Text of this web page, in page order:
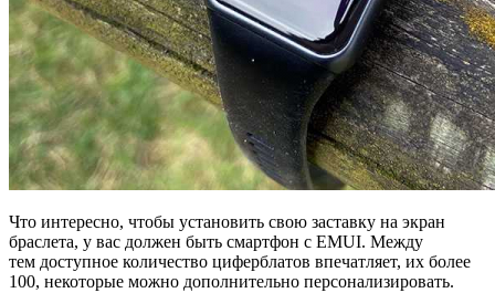
Что интересно, чтобы установить свою заставку на экран
браслета, у вас должен быть смартфон с EMUI. Между
тем доступное количество циферблатов впечатляет, их более
100, некоторые можно дополнительно персонализировать.